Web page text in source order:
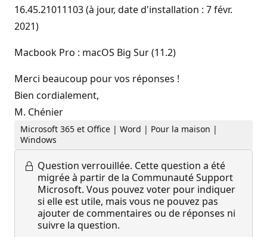
16.45.21011103 (à jour, date d'installation : 7 févr.
2021)
Macbook Pro : macOS Big Sur (11.2)
Merci beaucoup pour vos réponses !
Bien cordialement,
M. Chénier
Microsoft 365 et Office | Word | Pour la maison |
Windows
Question verrouillée. Cette question a été
migrée à partir de la Communauté Support
Microsoft. Vous pouvez voter pour indiquer
si elle est utile, mais vous ne pouvez pas
ajouter de commentaires ou de réponses ni
suivre la question.